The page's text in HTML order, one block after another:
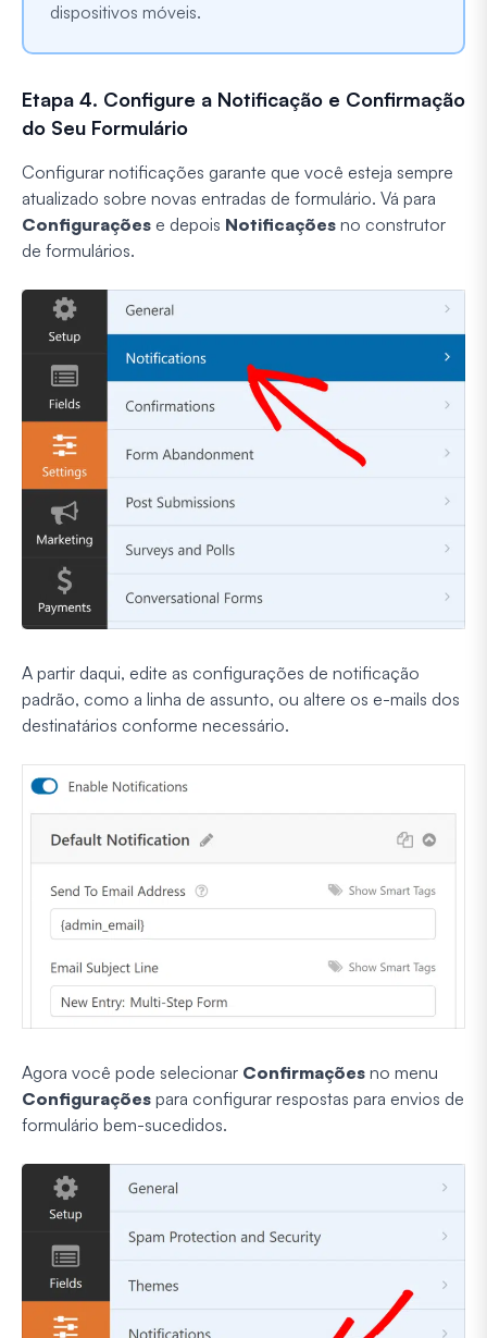
dispositivos móveis.
Etapa 4. Configure a Notificação e Confirmação
do Seu Formulário
Configurar notificações garante que você esteja sempre
atualizado sobre novas entradas de formulário. Vá para
Configurações e depois Notificações no construtor
de formulários.
A partir daqui, edite as configurações de notificação
padrão, como a linha de assunto, ou altere os e-mails dos
destinatários conforme necessário.
Agora você pode selecionar Confirmações no menu
Configurações para configurar respostas para envios de
formulário bem-sucedidos.